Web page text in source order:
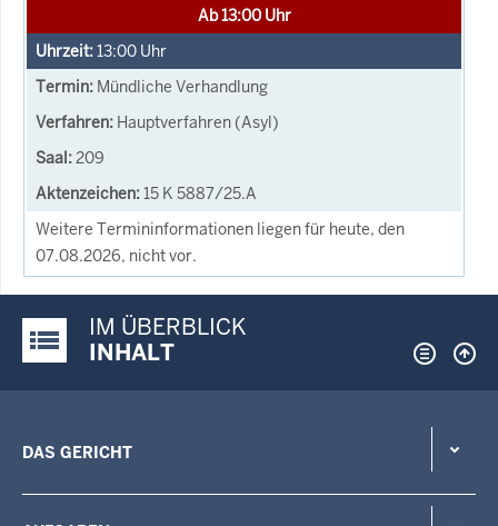
Ab 13:00 Uhr
13:00 Uhr
Mündliche Verhandlung
Hauptverfahren (Asyl)
209
15 K 5887/25.A
Weitere Termininformationen liegen für heute, den
07.08.2026, nicht vor.
Justiz-Portal im Überblick:
IM ÜBERBLICK
INHALT
DAS GERICHT